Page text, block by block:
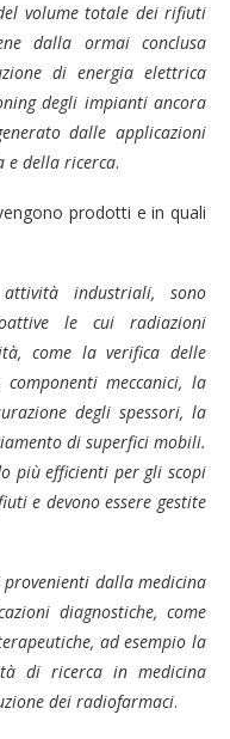
volume totale dei rifiuti
dalla ormai conclusa
di energia elettrica
degli impianti ancora
dalle applicazioni
e della ricerca.
prodotti e in quali
industriali, sono
le cui radiazioni
come la verifica delle
meccanici, la
degli spessori, la
di superfici mobili.
più efficienti per gli scopi
e devono essere gestite
dalla medicina
diagnostiche, come
ad esempio la
di ricerca in medicina
dei radiofarmaci.